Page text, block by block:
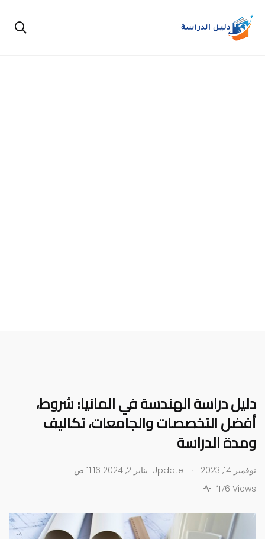
دليل دراسة الهندسة في المانيا: شروط،
أفضل التخصصات والجامعات، تكاليف
ومدة الدراسة
نوفمبر 14, 2023 .
1٬176 Views